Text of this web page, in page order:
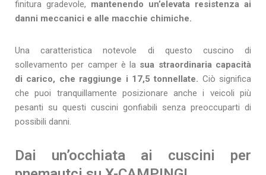
finitura gradevole, mantenendo un’elevata resistenza ai
danni meccanici e alle macchie chimiche.
Una caratteristica notevole di questo cuscino di
sollevamento per camper è la sua straordinaria capacità
di carico, che raggiunge i 17,5 tonnellate. Ciò significa
che puoi tranquillamente posizionare anche i veicoli più
pesanti su questi cuscini gonfiabili senza preoccuparti di
possibili danni.
Dai un’occhiata ai cuscini per